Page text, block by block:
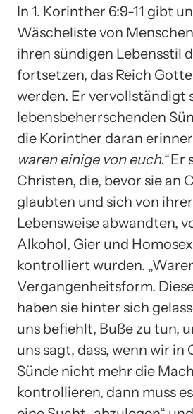
In 1. Korinther 6:9-11 gibt
Wäscheliste von
ihren sündigen Lebensstil
fortsetzen, das Reich
werden. Er vervollständigt
lebensbeherrschenden
die Korinther daran
waren einige von euch.“Er
Christen, die, bevor sie an
glaubten und sich von
Lebensweise abwandten,
Alkohol, Gier und
kontrolliert wurden.
Vergangenheitsform.
haben sie hinter sich
uns befiehlt, Buße zu tun,
uns sagt, dass, wenn wir in
Sünde nicht mehr die
kontrollieren, dann muss